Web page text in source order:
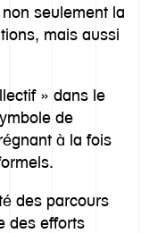
seulement la
mais aussi
» dans le
de
à la fois
des parcours
des efforts